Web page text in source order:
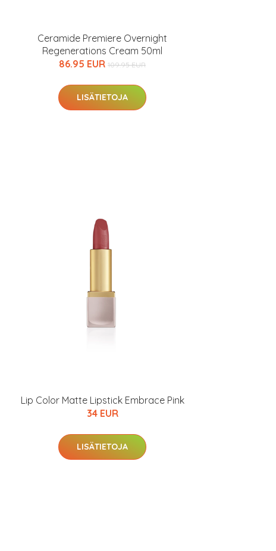
Ceramide Premiere Overnight
Regenerations Cream 50ml
86.95 EUR 109.95 EUR
LISÄTIETOJA
Lip Color Matte Lipstick Embrace Pink
34 EUR
LISÄTIETOJA